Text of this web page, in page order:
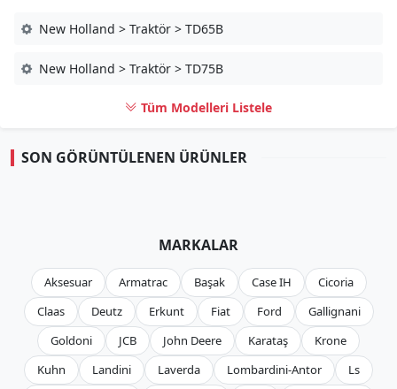
New Holland > Traktör > TD65B
New Holland > Traktör > TD75B
Tüm Modelleri Listele
SON GÖRÜNTÜLENEN ÜRÜNLER
MARKALAR
Aksesuar Armatrac Başak Case IH
Cicoria
Claas
Deutz Erkunt Fiat Ford
Gallignani
Goldoni
JCB John Deere Karataş
Krone
Kuhn
Landini Laverda Lombardini-Antor
Ls